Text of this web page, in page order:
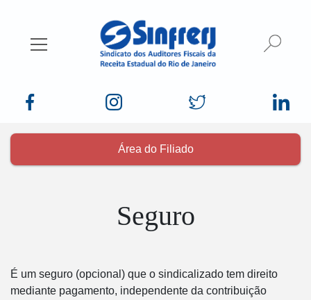
Mostrar/Esconder menu
Área do Filiado
Seguro
É um seguro (opcional) que o sindicalizado tem direito
mediante pagamento, independente da contribuição